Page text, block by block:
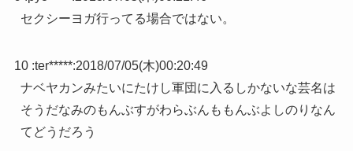
セクシーヨガ行ってる場合ではない。
10 :ter*****:2018/07/05(木)00:20:49
ナベヤカンみたいにたけし軍団に入るしかないな芸名は
そうだなみのもんぶすがわらぶんももんぶよしのりなん
てどうだろう